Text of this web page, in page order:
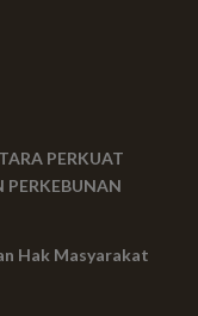
PERKUAT
PERKEBUNAN
Hak Masyarakat